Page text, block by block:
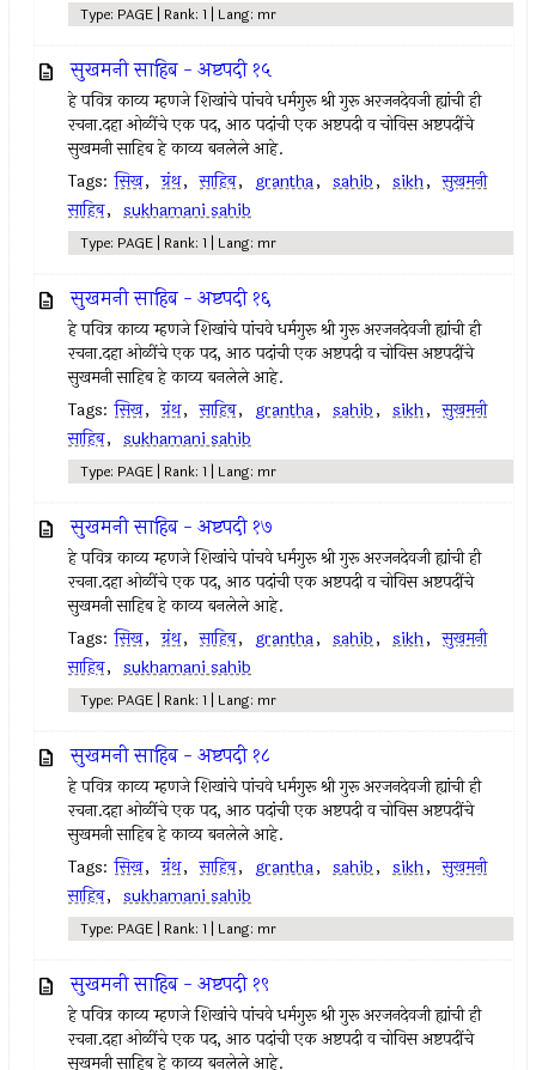
Type: PAGE | Rank: 1 | Lang: mr
सुखमनी साहिब - अष्टपदी १५
हे पवित्र काव्य म्हणजे शिखांचे पांचवे धर्मगुरू श्री गुरू अरजनदेवजी ह्यांची ही
रचना.दहा ओळींचे एक पद, आठ पदांची एक अष्टपदी व चोविस अष्टपदींचे
सुखमनी साहिब हे काव्य बनलेले आहे.
Tags: सिख, ग्रंथ, साहिब, grantha, sahib, sikh, सुखमनी
साहिब, sukhamani sahib
Type: PAGE | Rank: 1 | Lang: mr
सुखमनी साहिब - अष्टपदी १६
हे पवित्र काव्य म्हणजे शिखांचे पांचवे धर्मगुरू श्री गुरू अरजनदेवजी ह्यांची ही
रचना.दहा ओळींचे एक पद, आठ पदांची एक अष्टपदी व चोविस अष्टपदींचे
सुखमनी साहिब हे काव्य बनलेले आहे.
Tags: सिख, ग्रंथ, साहिब, grantha, sahib, sikh, सुखमनी
साहिब, sukhamani sahib
Type: PAGE | Rank: 1 | Lang: mr
सुखमनी साहिब - अष्टपदी १७
हे पवित्र काव्य म्हणजे शिखांचे पांचवे धर्मगुरू श्री गुरू अरजनदेवजी ह्यांची ही
रचना.दहा ओळींचे एक पद, आठ पदांची एक अष्टपदी व चोविस अष्टपदींचे
सुखमनी साहिब हे काव्य बनलेले आहे.
Tags: सिख, ग्रंथ, साहिब, grantha, sahib, sikh, सुखमनी
साहिब, sukhamani sahib
Type: PAGE | Rank: 1 | Lang: mr
सुखमनी साहिब - अष्टपदी १८
हे पवित्र काव्य म्हणजे शिखांचे पांचवे धर्मगुरू श्री गुरू अरजनदेवजी ह्यांची ही
रचना.दहा ओळींचे एक पद, आठ पदांची एक अष्टपदी व चोविस अष्टपदींचे
सुखमनी साहिब हे काव्य बनलेले आहे.
Tags: सिख, ग्रंथ, साहिब, grantha, sahib, sikh, सुखमनी
साहिब, sukhamani sahib
Type: PAGE | Rank: 1 | Lang: mr
सुखमनी साहिब - अष्टपदी १९
हे पवित्र काव्य म्हणजे शिखांचे पांचवे धर्मगुरू श्री गुरू अरजनदेवजी ह्यांची ही
रचना.दहा ओळींचे एक पद, आठ पदांची एक अष्टपदी व चोविस अष्टपदींचे
सुखमनी साहिब हे काव्य बनलेले आहे.